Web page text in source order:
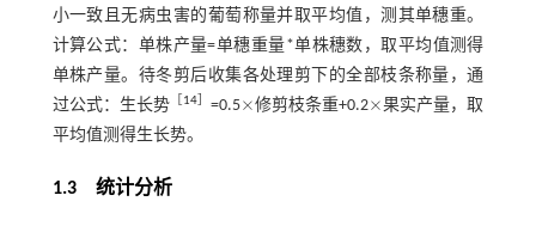
小一致且无病虫害的葡萄称量并取平均值，测其单穗重。
计算公式：单株产量=单穗重量*单株穗数，取平均值测得
单株产量。待冬剪后收集各处理剪下的全部枝条称量，通
过公式：生长势［ 14 ］=0.5×
× 修剪枝条重+0.2×
× 果实产量，取
平均值测得生长势。
1.3 统计分析